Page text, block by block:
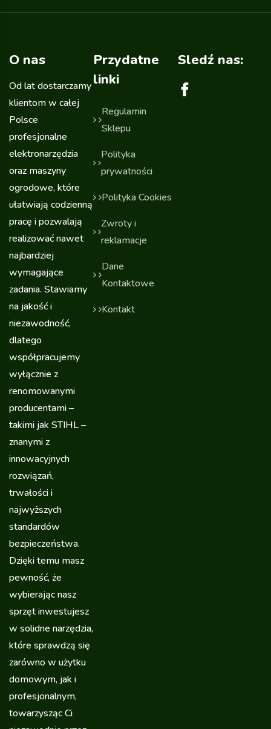
O nas
Od lat dostarczamy
klientom w całej
Polsce
profesjonalne
elektronarzędzia
oraz maszyny
ogrodowe, które
ułatwiają codzienną
pracę i pozwalają
realizować nawet
najbardziej
wymagające
zadania. Stawiamy
na jakość i
niezawodność,
dlatego
współpracujemy
wyłącznie z
renomowanymi
producentami –
takimi jak STIHL –
znanymi z
innowacyjnych
rozwiązań,
trwałości i
najwyższych
standardów
bezpieczeństwa.
Dzięki temu masz
pewność, że
wybierając nasz
sprzęt inwestujesz
w solidne narzędzia,
które sprawdzą się
zarówno w użytku
domowym, jak i
profesjonalnym,
towarzysząc Ci
Przydatne
linki
Regulamin
Sklepu
Polityka
prywatności
Polityka Cookies
Zwroty i
reklamacje
Dane
Kontaktowe
Kontakt
Sledź nas: